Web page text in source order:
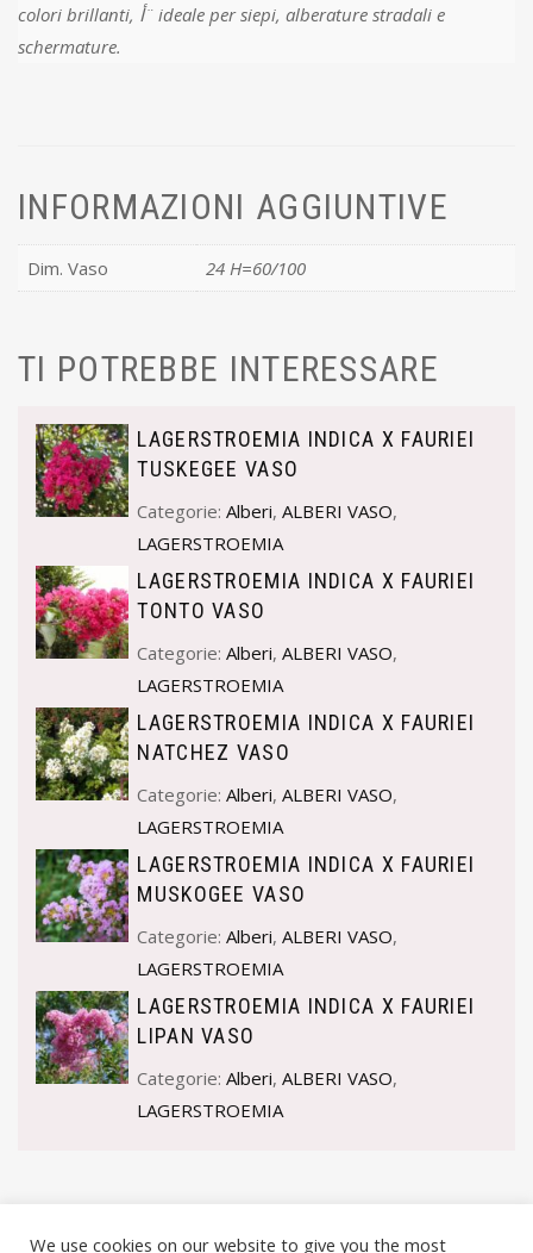
colori brillanti, أ¨ ideale per siepi, alberature stradali e
schermature.
INFORMAZIONI AGGIUNTIVE
Dim. Vaso 24 H=60/100
TI POTREBBE INTERESSARE
LAGERSTROEMIA INDICA X FAURIEI
TUSKEGEE VASO
Categorie:Alberi,ALBERI VASO,
LAGERSTROEMIA
LAGERSTROEMIA INDICA X FAURIEI
TONTO VASO
Categorie:Alberi,ALBERI VASO,
LAGERSTROEMIA
LAGERSTROEMIA INDICA X FAURIEI
NATCHEZ VASO
Categorie:Alberi,ALBERI VASO,
LAGERSTROEMIA
LAGERSTROEMIA INDICA X FAURIEI
MUSKOGEE VASO
Categorie:Alberi,ALBERI VASO,
LAGERSTROEMIA
LAGERSTROEMIA INDICA X FAURIEI
LIPAN VASO
Categorie:Alberi,ALBERI VASO,
LAGERSTROEMIA
We use cookies on our website to give you the most